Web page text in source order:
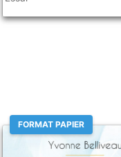
FORMAT PAPIER